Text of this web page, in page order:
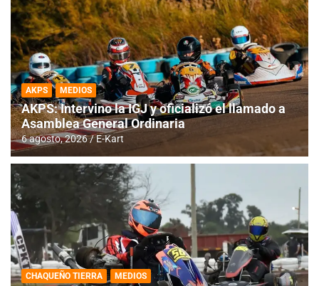
AKPS MEDIOS
AKPS: Intervino la IGJ y oficializó el llamado a
Asamblea General Ordinaria
6 agosto, 2026 E-Kart
CHAQUEÑO TIERRA MEDIOS